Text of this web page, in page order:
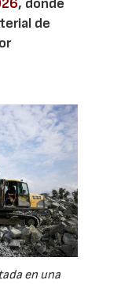
, donde
de
en una